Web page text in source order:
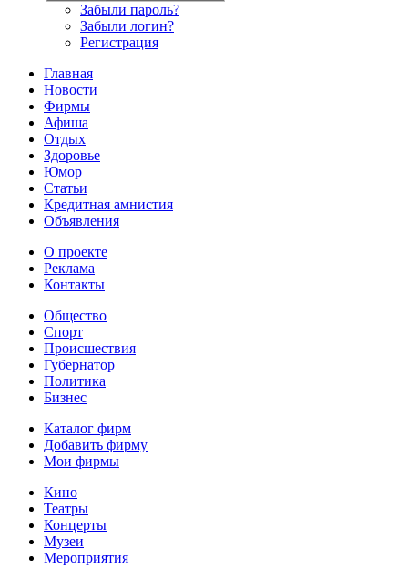
Забыли пароль?
Забыли логин?
Регистрация
Главная
Новости
Фирмы
Афиша
Отдых
Здоровье
Юмор
Статьи
Кредитная амнистия
Объявления
О проекте
Реклама
Контакты
Общество
Спорт
Происшествия
Губернатор
Политика
Бизнес
Каталог фирм
Добавить фирму
Мои фирмы
Кино
Театры
Концерты
Музеи
Мероприятия